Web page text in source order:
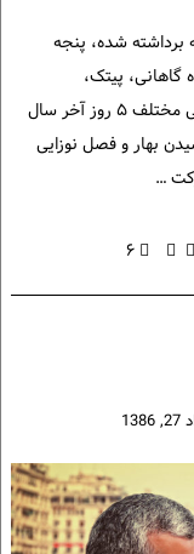
برداشته شده، پنجه
گاهانی، پیتک،
بهیژک،وهیگک، تار پنجه و خمسه مسترقه، از اسامی مختلف ۵ روز آخر سال
از فرارسیدن بهار و فصل نوزایی
…
۶